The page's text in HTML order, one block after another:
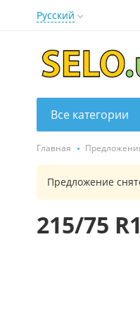
Русский
Все категории
Главная
Предложение
215/75